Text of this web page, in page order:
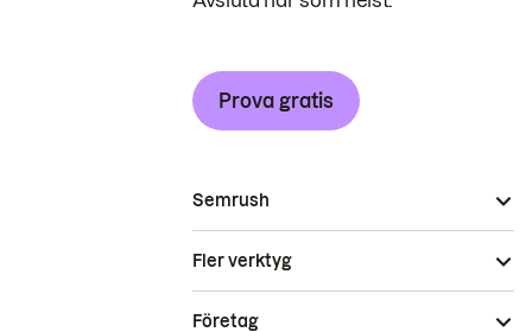
Prova gratis
Semrush
Fler verktyg
Företag